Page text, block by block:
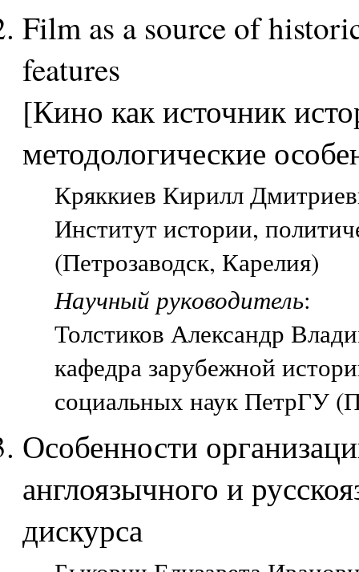
Film as a source of
features
[Кино как источник
методологические
Кряккиев Кирилл
Институт истории,
(Петрозаводск, Карелия)
Научный руководитель:
Толстиков Александр
кафедра зарубежной
социальных наук ПетрГУ
Особенности
англоязычного и
дискурса